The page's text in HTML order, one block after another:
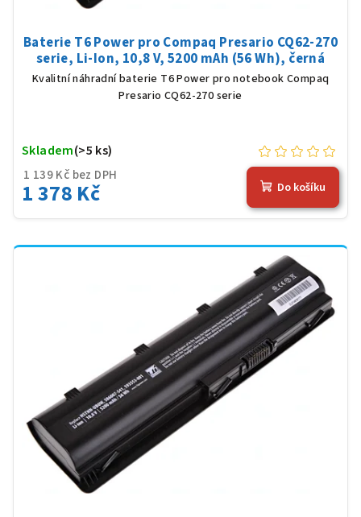
Baterie T6 Power pro Compaq Presario CQ62-270
serie, Li-Ion, 10,8 V, 5200 mAh (56 Wh), černá
Kvalitní náhradní baterie T6 Power pro notebook Compaq
Presario CQ62-270 serie
1 139 Kč bez DPH
1 378 Kč
Skladem(>5 ks)
Do košíku